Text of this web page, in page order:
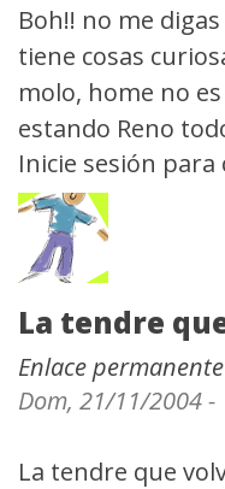
Boh!! no me
tiene cosas
molo, home no
estando Reno
Inicie sesión para
La tendre
Enlace permanente
Dom, 21/11/2004 -
La tendre que